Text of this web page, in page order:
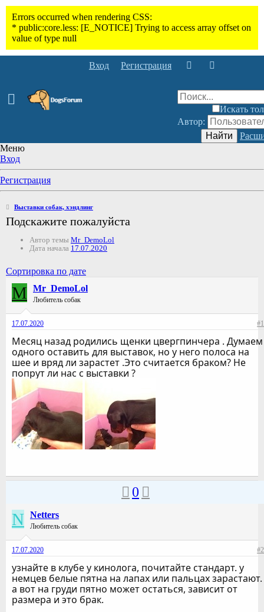
Вход Регистрация
Искать
Автор:
Найти
Меню
Вход
Регистрация
Выставки собак, хэндлинг
Подскажите пожалуйста
Автор темы Mr_DemoLol
Дата начала 17.07.2020
Сортировка по дате
M Mr_DemoLol
Любитель собак
17.07.2020 #1
Месяц назад родились щенки цвергпинчера . Думаем
одного оставить для выставок, но у него полоса на
шее и вряд ли зарастет .Это считается браком? Не
попрут ли нас с выставки ?
0
N Netters
Любитель собак
17.07.2020 #2
узнайте в клубе у кинолога, почитайте стандарт. у
немцев белые пятна на лапах или пальцах зарастают.
а вот на груди пятно может остаться, зависит от
размера и это брак.